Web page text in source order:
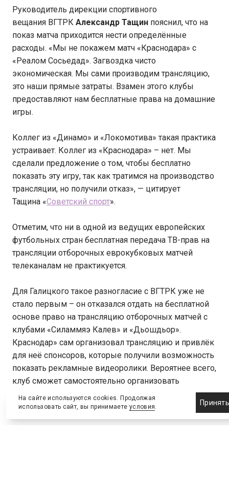
Руководитель дирекции спортивного
вещания ВГТРК Александр Тащин пояснил, что на
показ матча приходится нести определённые
расходы. «Мы не покажем матч «Краснодара» с
«Реалом Сосьедад». Загвоздка чисто
экономическая. Мы сами производим трансляцию,
это наши прямые затраты. Взамен этого клубы
предоставляют нам бесплатные права на домашние
игры.
Коллег из «Динамо» и «Локомотива» такая практика
устраивает. Коллег из «Краснодара» – нет. Мы
сделали предложение о том, чтобы бесплатно
показать эту игру, так как тратимся на производство
трансляции, но получили отказ», — цитирует
Тащина «Советский спорт».
Отметим, что ни в одной из ведущих европейских
футбольных стран бесплатная передача ТВ-прав на
трансляции отборочных еврокубковых матчей
телеканалам не практикуется.
Для Галицкого такое разногласие с ВГТРК уже не
стало первым – он отказался отдать на бесплатной
основе право на трансляцию отборочных матчей с
клубами «Силаммяэ Калев» и «Дьошдьор».
Краснодар» сам организовал трансляцию и привлёк
для неё спонсоров, которые получили возможность
показать рекламные видеоролики. Вероятнее всего,
клуб сможет самостоятельно организовать
трансляцию и заработать на ней и в этот раз.
На сайте используются cookies. Продолжая
использовать сайт, вы принимаете условия.
Принять